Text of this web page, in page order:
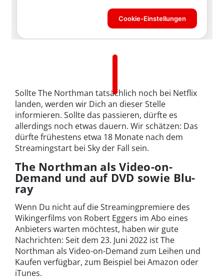
Sollte The Northman tatsächlich noch bei Netflix
landen, werden wir Dich an dieser Stelle
informieren. Sollte das passieren, dürfte es
allerdings noch etwas dauern. Wir schätzen: Das
dürfte frühestens etwa 18 Monate nach dem
Streamingstart bei Sky der Fall sein.
The Northman als Video-on-
Demand und auf DVD sowie Blu-
ray
Wenn Du nicht auf die Streamingpremiere des
Wikingerfilms von Robert Eggers im Abo eines
Anbieters warten möchtest, haben wir gute
Nachrichten: Seit dem 23. Juni 2022 ist The
Northman als Video-on-Demand zum Leihen und
Kaufen verfügbar, zum Beispiel bei Amazon oder
iTunes.